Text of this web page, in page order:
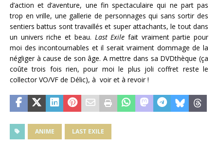
d’action et d’aventure, une fin spectaculaire qui ne part pas
trop en vrille, une gallerie de personnages qui sans sortir des
sentiers battus sont travaillés et super attachants, le tout dans
un univers riche et beau. Last Exile fait vraiment partie pour
moi des incontournables et il serait vraiment dommage de la
négliger à cause de son âge. A mettre dans sa DVDthèque (ça
coûte trois fois rien, pour moi le plus joli coffret reste le
collector VO/VF de Délic), à voir et à revoir !
ANIME LAST EXILE